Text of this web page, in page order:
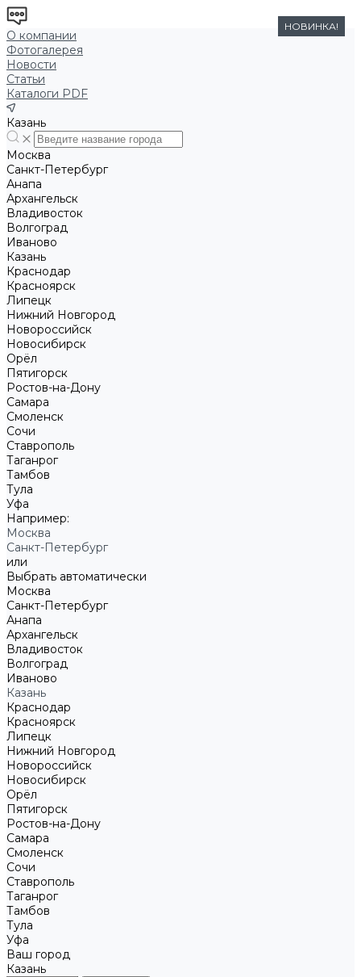
О компании
Фотогалерея
Новости
Статьи
Каталоги PDF
Казань
Москва
Санкт-Петербург
Анапа
Архангельск
Владивосток
Волгоград
Иваново
Казань
Краснодар
Красноярск
Липецк
Нижний Новгород
Новороссийск
Новосибирск
Орёл
Пятигорск
Ростов-на-Дону
Самара
Смоленск
Сочи
Ставрополь
Таганрог
Тамбов
Тула
Уфа
Например:
Москва
Санкт-Петербург
или
Выбрать автоматически
Москва
Санкт-Петербург
Анапа
Архангельск
Владивосток
Волгоград
Иваново
Казань
Краснодар
Красноярск
Липецк
Нижний Новгород
Новороссийск
Новосибирск
Орёл
Пятигорск
Ростов-на-Дону
Самара
Смоленск
Сочи
Ставрополь
Таганрог
Тамбов
Тула
Уфа
Ваш город
Казань
НОВИНКА!